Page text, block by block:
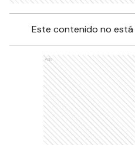
Este contenido no
Ads